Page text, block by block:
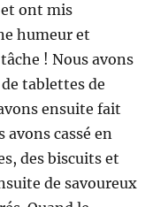
ont mis
humeur et
! Nous avons
tablettes de
ensuite fait
avons cassé en
des biscuits et
de savoureux